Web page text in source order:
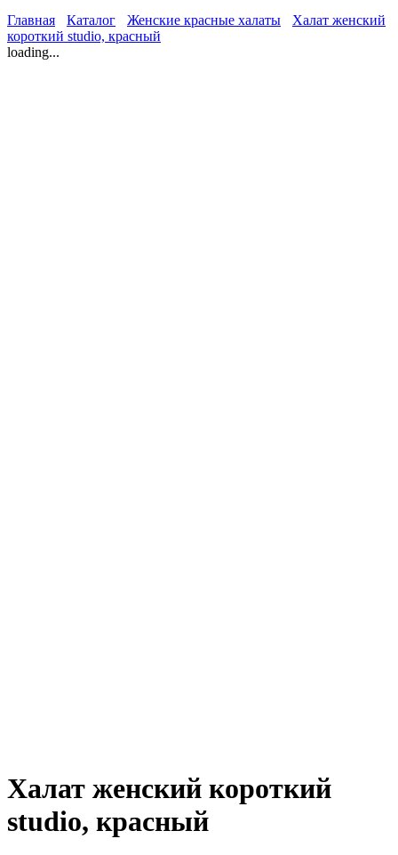
Главная Каталог Женские красные халаты
Халат женский
короткий studio, красный
loading...
Халат женский короткий
studio, красный